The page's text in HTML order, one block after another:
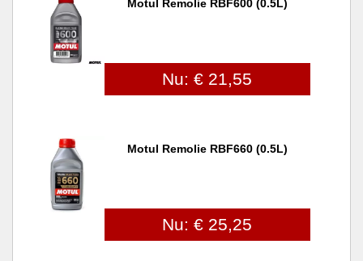
Motul Remolie RBF600 (0.5L)
Nu: € 21,55
Motul Remolie RBF660 (0.5L)
Nu: € 25,25